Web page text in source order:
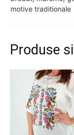
motive traditionale
Produse